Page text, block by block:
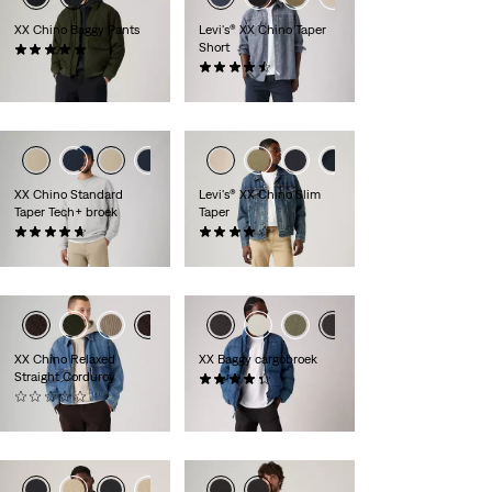
XX Chino Baggy Pants
€ 109,95
Levi's® XX Chino Taper
Short
(249)
€ 59,95
XX Chino Standard
Taper Tech+ broek
(107)
Levi's® XX Chino Slim
Taper
(427)
€ 89,95
XX Chino Relaxed
Straight Corduroy
(0)
€ 99,95
XX Baggy cargobroek
(89)
€ 89,95